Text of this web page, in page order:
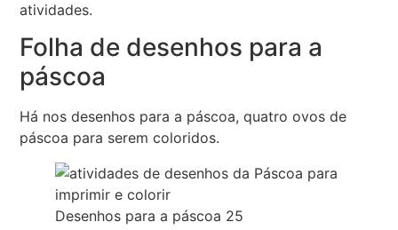
atividades.
Folha de desenhos para a
páscoa
Há nos desenhos para a páscoa, quatro ovos de
páscoa para serem coloridos.
Desenhos para a páscoa 25